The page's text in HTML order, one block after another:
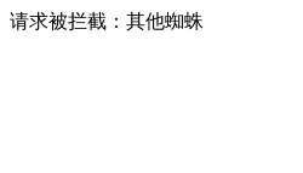
请求被拦截：其他蜘蛛